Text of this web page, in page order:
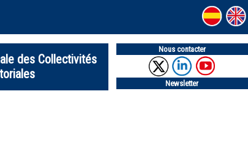
des Collectivités
Nous contacter
Newsletter